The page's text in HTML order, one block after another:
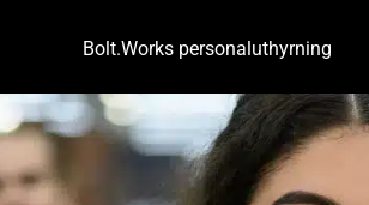
Bolt.Works personaluthyrning